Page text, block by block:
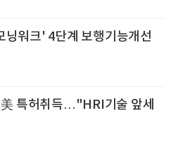
닝워크' 4단계 보행기능개선
특허취득…"HRI기술 앞세